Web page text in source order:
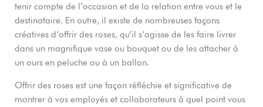
tenir compte de l’occasion et de la relation entre vous et le
destinataire. En outre, il existe de nombreuses façons
créatives d’offrir des roses, qu’il s’agisse de les faire livrer
dans un magnifique vase ou bouquet ou de les attacher à
un ours en peluche ou à un ballon.
Offrir des roses est une façon réfléchie et significative de
montrer à vos employés et collaborateurs à quel point vous